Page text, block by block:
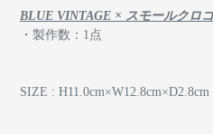
BLUE VINTAGE × スモールクロ
・製作数：1点
SIZE : H11.0cm×W12.8cm×D2.8cm